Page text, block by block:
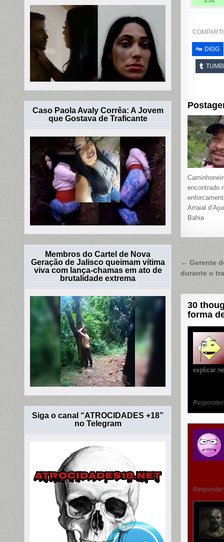
DIGG
encontrado
Arraial
Bahia
de
Post
← Gerente
durante o
30
forma
explicar
Responder
Responder
Caso Paola Avaly Corrêa: A Jovem
que Gostava de Traficante
Membros do Cartel de Nova
Geração de Jalisco queimam vítima
viva com lança-chamas em ato de
brutalidade extrema
Siga o canal “ATROCIDADES +18”
no Telegram